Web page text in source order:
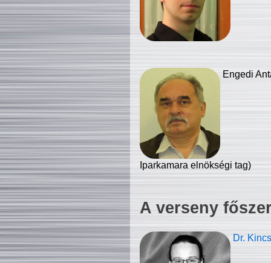
Engedi
Iparkamara elnökségi tag)
A verseny
Dr.